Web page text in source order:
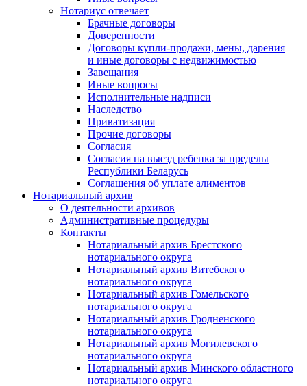
Нотариус отвечает
Брачные договоры
Доверенности
Договоры купли-продажи, мены, дарения
и иные договоры с недвижимостью
Завещания
Иные вопросы
Исполнительные надписи
Наследство
Приватизация
Прочие договоры
Согласия
Согласия на выезд ребенка за пределы
Республики Беларусь
Соглашения об уплате алиментов
Нотариальный архив
О деятельности архивов
Административные процедуры
Контакты
Нотариальный архив Брестского
нотариального округа
Нотариальный архив Витебского
нотариального округа
Нотариальный архив Гомельского
нотариального округа
Нотариальный архив Гродненского
нотариального округа
Нотариальный архив Могилевского
нотариального округа
Нотариальный архив Минского областного
нотариального округа